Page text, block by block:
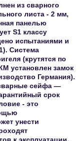
из сварного
листа - 2 мм,
панелью
S1 классу
испытаниями и
Система
(крутятся по
установлен замок
Германия).
сейфа —
срок
- это
унести